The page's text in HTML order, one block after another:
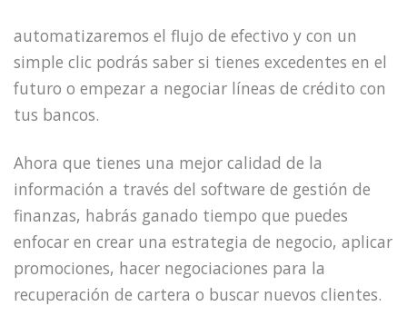
automatizaremos el flujo de efectivo y con un
simple clic podrás saber si tienes excedentes en el
futuro o empezar a negociar líneas de crédito con
tus bancos.
Ahora que tienes una mejor calidad de la
información a través del software de gestión de
finanzas, habrás ganado tiempo que puedes
enfocar en crear una estrategia de negocio, aplicar
promociones, hacer negociaciones para la
recuperación de cartera o buscar nuevos clientes.